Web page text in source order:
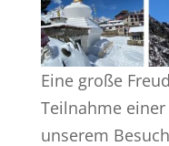
Eine große
Teilnahme
unserem